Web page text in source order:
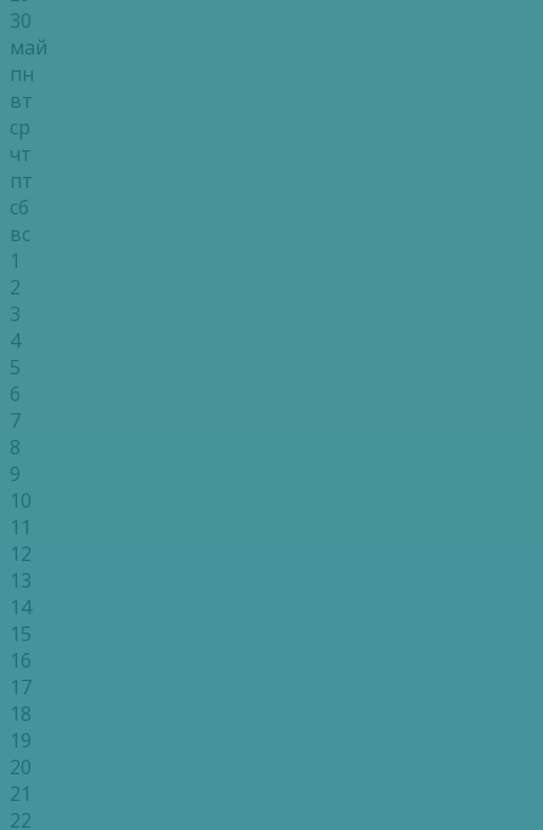
30
май
пн
вт
ср
чт
пт
сб
вс
1
2
3
4
5
6
7
8
9
10
11
12
13
14
15
16
17
18
19
20
21
22